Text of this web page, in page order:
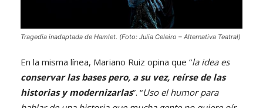
Tragedia inadaptada de Hamlet. (Foto: Julia Celeiro – Alternativa Teatral)
En la misma línea, Mariano Ruiz opina que “la idea es
conservar las bases pero, a su vez, reírse de las
historias y modernizarlas”. “Uso el humor para